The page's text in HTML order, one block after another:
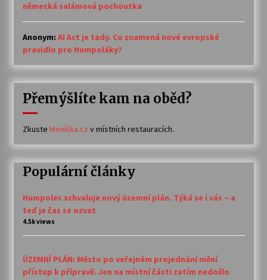
německá salámová pochoutka
Anonym: AI Act je tady. Co znamená nové evropské
pravidlo pro Humpoláky?
Přemýšlíte kam na oběd?
Zkuste Meníčka.cz v místních restauracích.
Populární články
Humpolec schvaluje nový územní plán. Týká se i vás – a
teď je čas se ozvat
4.5k views
ÚZEMNÍ PLÁN: Město po veřejném projednání mění
přístup k přípravě. Jen na místní části zatím nedošlo